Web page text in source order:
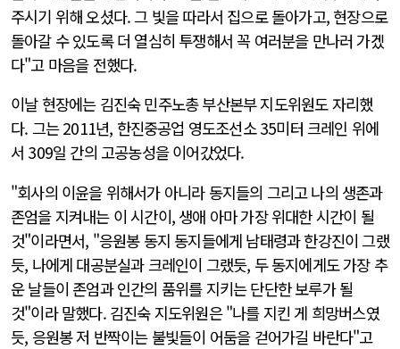
주시기 위해 오셨다. 그 빛을 따라서 집으로 돌아가고, 현장으로
돌아갈 수 있도록 더 열심히 투쟁해서 꼭 여러분을 만나러 가겠
다"고 마음을 전했다.
이날 현장에는 김진숙 민주노총 부산본부 지도위원도 자리했
다. 그는 2011년, 한진중공업 영도조선소 35미터 크레인 위에
서 309일 간의 고공농성을 이어갔었다.
"회사의 이윤을 위해서가 아니라 동지들의 그리고 나의 생존과
존엄을 지켜내는 이 시간이, 생애 아마 가장 위대한 시간이 될
것"이라면서, "응원봉 동지 동지들에게 남태령과 한강진이 그랬
듯, 나에게 대공분실과 크레인이 그랬듯, 두 동지에게도 가장 추
운 날들이 존엄과 인간의 품위를 지키는 단단한 보루가 될
것"이라 말했다. 김진숙 지도위원은 "나를 지킨 게 희망버스였
듯, 응원봉 저 반짝이는 불빛들이 어둠을 걷어가길 바란다"고